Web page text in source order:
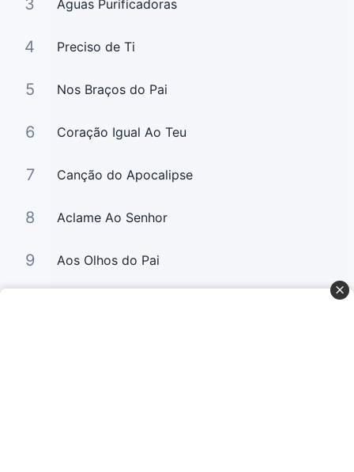
3 Águas Purificadoras
4 Preciso de Ti
5 Nos Braços do Pai
6 Coração Igual Ao Teu
7 Canção do Apocalipse
8 Aclame Ao Senhor
9 Aos Olhos do Pai